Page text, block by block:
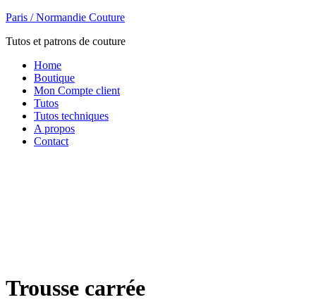
Paris / Normandie Couture
Tutos et patrons de couture
Home
Boutique
Mon Compte client
Tutos
Tutos techniques
A propos
Contact
Trousse carrée